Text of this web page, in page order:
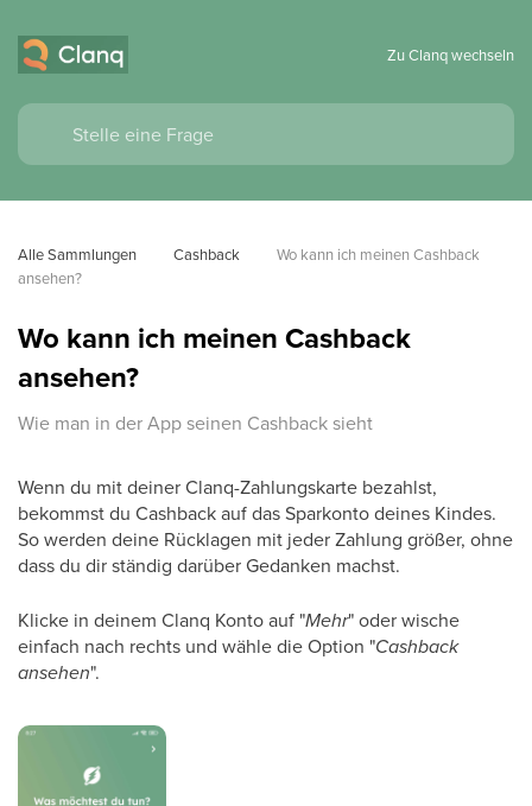
Zu Clanq wechseln
Alle Sammlungen Cashback
Wo kann ich meinen Cashback
ansehen?
Wo kann ich meinen Cashback
ansehen?
Wie man in der App seinen Cashback sieht
Wenn du mit deiner Clanq-Zahlungskarte bezahlst,
bekommst du Cashback auf das Sparkonto deines Kindes.
So werden deine Rücklagen mit jeder Zahlung größer, ohne
dass du dir ständig darüber Gedanken machst.
Klicke in deinem Clanq Konto auf "Mehr" oder wische
einfach nach rechts und wähle die Option "Cashback
ansehen".